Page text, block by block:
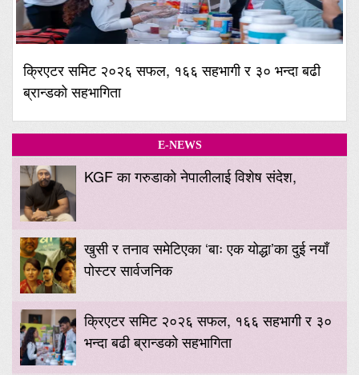
क्रिएटर समिट २०२६ सफल, १६६ सहभागी र ३० भन्दा बढी
ब्रान्डको सहभागिता
E-NEWS
KGF का गरुडाको नेपालीलाई विशेष संदेश,
खुसी र तनाव समेटिएका ‘बाः एक योद्धा’का दुई नयाँ
पोस्टर सार्वजनिक
क्रिएटर समिट २०२६ सफल, १६६ सहभागी र ३०
भन्दा बढी ब्रान्डको सहभागिता